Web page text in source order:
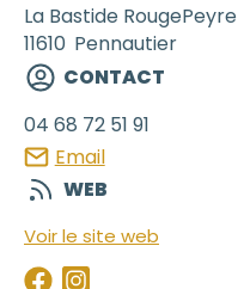
La Bastide RougePeyre
11610 Pennautier
CONTACT
04 68 72 51 91
Email
WEB
Voir le site web